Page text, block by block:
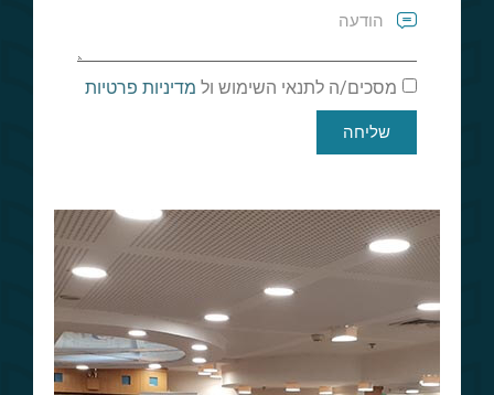
מסכים/ה לתנאי השימוש ול מדיניות פרטיות
שליחה